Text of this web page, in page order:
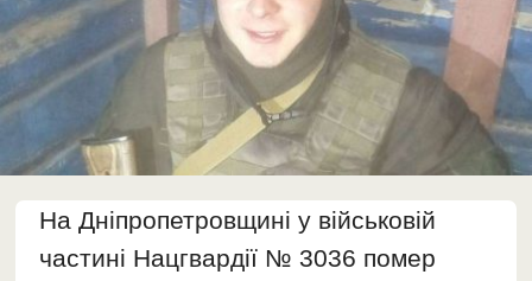
На Дніпропетровщині у військовій
частині Нацгвардії № 3036 помер